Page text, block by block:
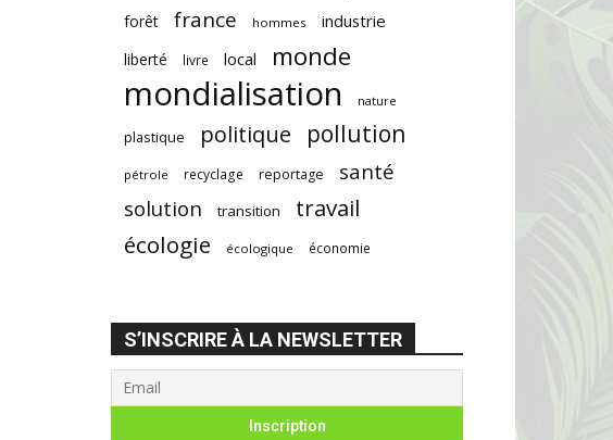
forêt france hommes industrie
liberté livre local monde
mondialisation nature
plastique politique pollution
pétrole recyclage reportage
santé
solution
transition
travail
écologie
écologique économie
S’INSCRIRE À LA NEWSLETTER